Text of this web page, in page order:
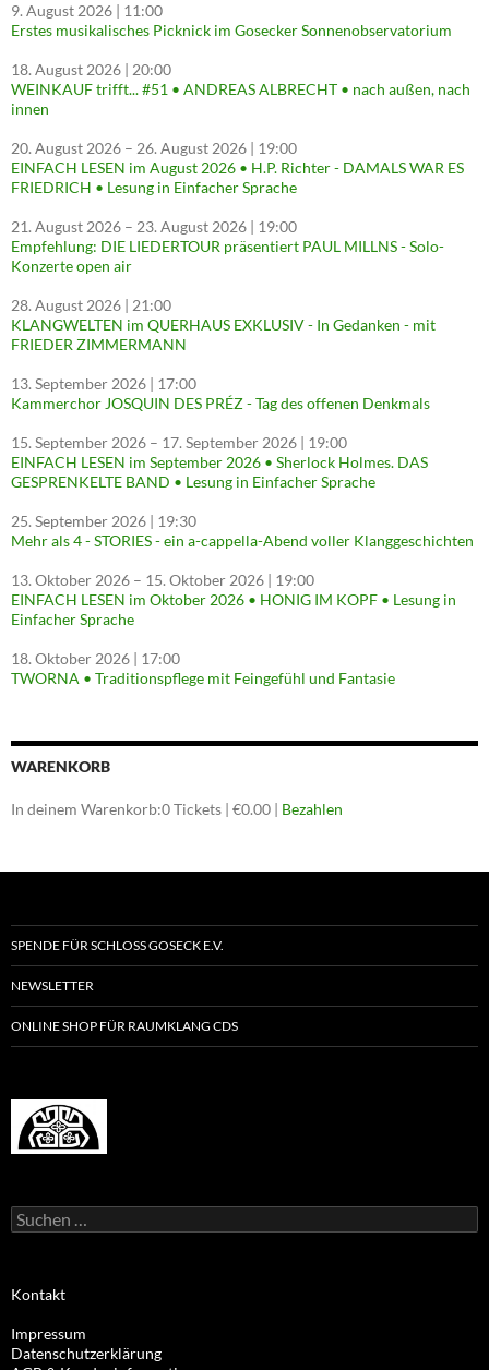
9. August 2026 | 11:00
Erstes musikalisches Picknick im Gosecker Sonnenobservatorium
18. August 2026 | 20:00
WEINKAUF trifft... #51 • ANDREAS ALBRECHT • nach außen, nach
innen
20. August 2026 – 26. August 2026 | 19:00
EINFACH LESEN im August 2026 • H.P. Richter - DAMALS WAR ES
FRIEDRICH • Lesung in Einfacher Sprache
21. August 2026 – 23. August 2026 | 19:00
Empfehlung: DIE LIEDERTOUR präsentiert PAUL MILLNS - Solo-
Konzerte open air
28. August 2026 | 21:00
KLANGWELTEN im QUERHAUS EXKLUSIV - In Gedanken - mit
FRIEDER ZIMMERMANN
13. September 2026 | 17:00
Kammerchor JOSQUIN DES PRÉZ - Tag des offenen Denkmals
15. September 2026 – 17. September 2026 | 19:00
EINFACH LESEN im September 2026 • Sherlock Holmes. DAS
GESPRENKELTE BAND • Lesung in Einfacher Sprache
25. September 2026 | 19:30
Mehr als 4 - STORIES - ein a-cappella-Abend voller Klanggeschichten
13. Oktober 2026 – 15. Oktober 2026 | 19:00
EINFACH LESEN im Oktober 2026 • HONIG IM KOPF • Lesung in
Einfacher Sprache
18. Oktober 2026 | 17:00
TWORNA • Traditionspflege mit Feingefühl und Fantasie
WARENKORB
In deinem Warenkorb:0Tickets | €0.00 | Bezahlen
SPENDE FÜR SCHLOSS GOSECK E.V.
NEWSLETTER
ONLINE SHOP FÜR RAUMKLANG CDS
Suchen
nach:
Kontakt
Impressum
Datenschutzerklärung